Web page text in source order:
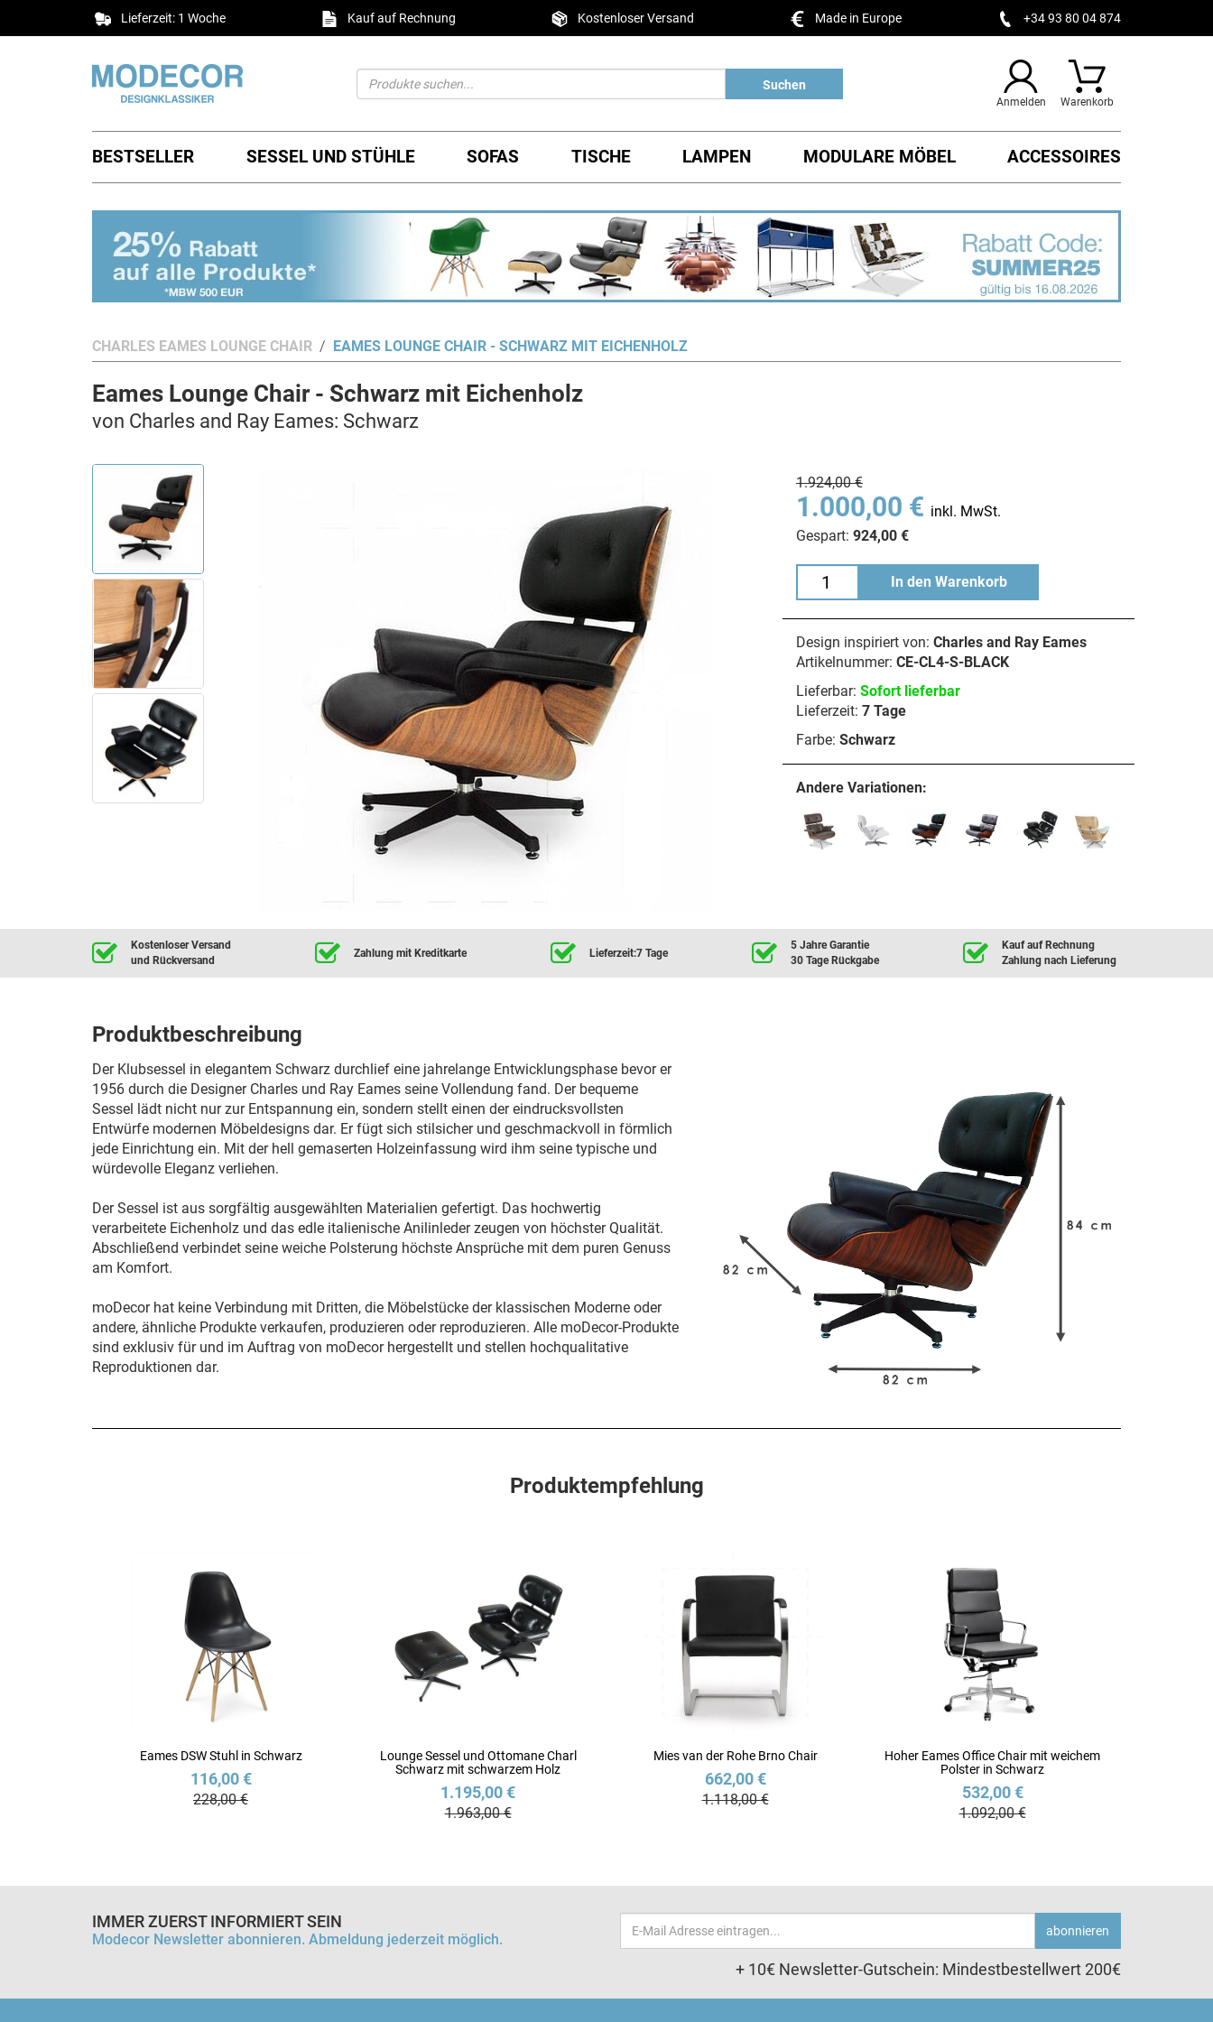
Lieferzeit: 1 Woche Kauf auf Rechnung Kostenloser Versand Made in Europe +34 93 80 04 874
Suchen
Anmelden Warenkorb
BESTSELLER SESSEL UND STÜHLE SOFAS TISCHE LAMPEN MODULARE MÖBEL ACCESSOIRES
CHARLES EAMES LOUNGE CHAIR EAMES LOUNGE CHAIR - SCHWARZ MIT EICHENHOLZ
Eames Lounge Chair - Schwarz mit Eichenholz
von Charles and Ray Eames: Schwarz
1.924,00 €
1.000,00 € inkl. MwSt.
Gespart: 924,00 €
In den Warenkorb
Design inspiriert von: Charles and Ray Eames
Artikelnummer: CE-CL4-S-BLACK
Lieferbar: Sofort lieferbar
Lieferzeit: 7 Tage
Farbe: Schwarz
Andere Variationen:
Kostenloser Versand
und Rückversand
Zahlung mit Kreditkarte Lieferzeit:7 Tage
5 Jahre Garantie
30 Tage Rückgabe
Kauf auf Rechnung
Zahlung nach Lieferung
Produktbeschreibung
Der Klubsessel in elegantem Schwarz durchlief eine jahrelange Entwicklungsphase bevor er
1956 durch die Designer Charles und Ray Eames seine Vollendung fand. Der bequeme
Sessel lädt nicht nur zur Entspannung ein, sondern stellt einen der eindrucksvollsten
Entwürfe modernen Möbeldesigns dar. Er fügt sich stilsicher und geschmackvoll in förmlich
jede Einrichtung ein. Mit der hell gemaserten Holzeinfassung wird ihm seine typische und
würdevolle Eleganz verliehen.
Der Sessel ist aus sorgfältig ausgewählten Materialien gefertigt. Das hochwertig
verarbeitete Eichenholz und das edle italienische Anilinleder zeugen von höchster Qualität.
Abschließend verbindet seine weiche Polsterung höchste Ansprüche mit dem puren Genuss
am Komfort.
moDecor hat keine Verbindung mit Dritten, die Möbelstücke der klassischen Moderne oder
andere, ähnliche Produkte verkaufen, produzieren oder reproduzieren. Alle moDecor-Produkte
sind exklusiv für und im Auftrag von moDecor hergestellt und stellen hochqualitative
Reproduktionen dar.
Produktempfehlung
Eames DSW Stuhl in Schwarz
116,00 €
228,00 €
Lounge Sessel und Ottomane Charl
Schwarz mit schwarzem Holz
1.195,00 €
1.963,00 €
Mies van der Rohe Brno Chair
662,00 €
1.118,00 €
Hoher Eames Office Chair mit weichem
Polster in Schwarz
532,00 €
1.092,00 €
IMMER ZUERST INFORMIERT SEIN
Modecor Newsletter abonnieren. Abmeldung jederzeit möglich.
Email-
Adresse
abonnieren
+ 10€ Newsletter-Gutschein: Mindestbestellwert 200€